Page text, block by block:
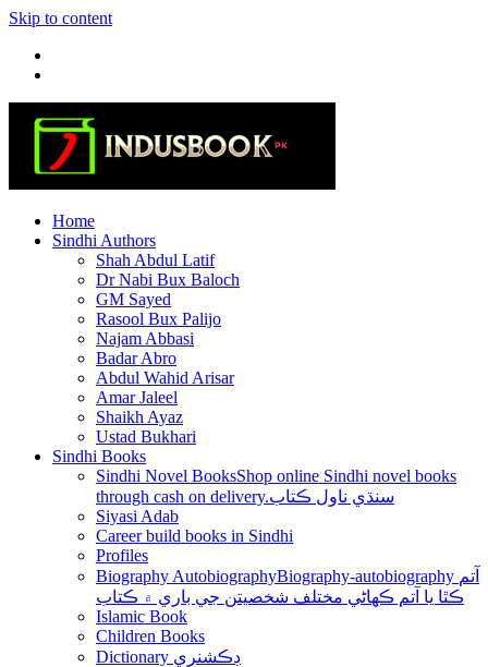
Skip to content
Home
Sindhi Authors
Shah Abdul Latif
Dr Nabi Bux Baloch
GM Sayed
Rasool Bux Palijo
Najam Abbasi
Badar Abro
Abdul Wahid Arisar
Amar Jaleel
Shaikh Ayaz
Ustad Bukhari
Sindhi Books
Sindhi Novel BooksShop online Sindhi novel books
through cash on delivery.سنڌي ناول ڪتاب
Siyasi Adab
Career build books in Sindhi
Profiles
Biography AutobiographyBiography-autobiography آتم
ڪٿا يا آتم ڪھاڻي مختلف شخصيتن جي باري ۾ ڪتاب
Islamic Book
Children Books
Dictionary ڊڪشنري